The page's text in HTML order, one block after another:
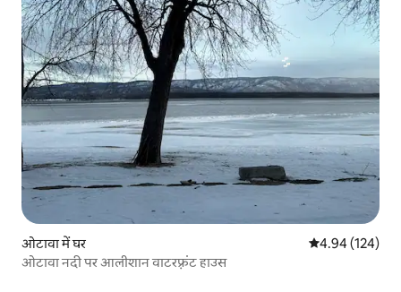
ओटावा में घर औसत रेटिंग 5 में से
4.94 (124)
ओटावा नदी पर आलीशान वाटरफ़्रंट हाउस